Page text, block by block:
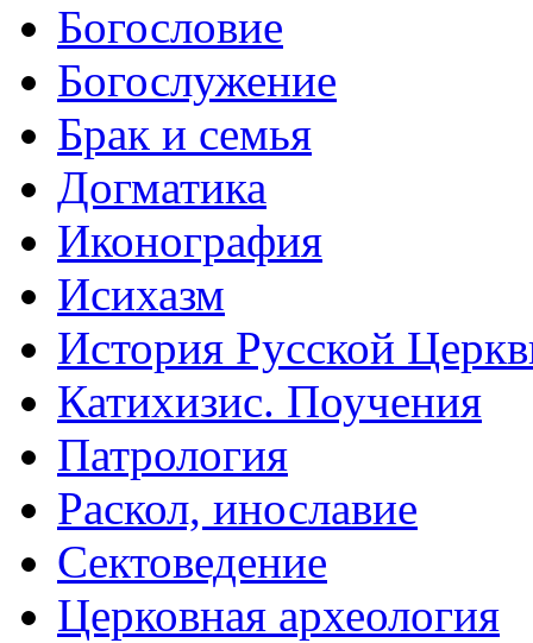
Богословие
Богослужение
Брак и семья
Догматика
Иконография
Исихазм
История Русской
Катихизис. Поучения
Патрология
Раскол, инославие
Сектоведение
Церковная археология